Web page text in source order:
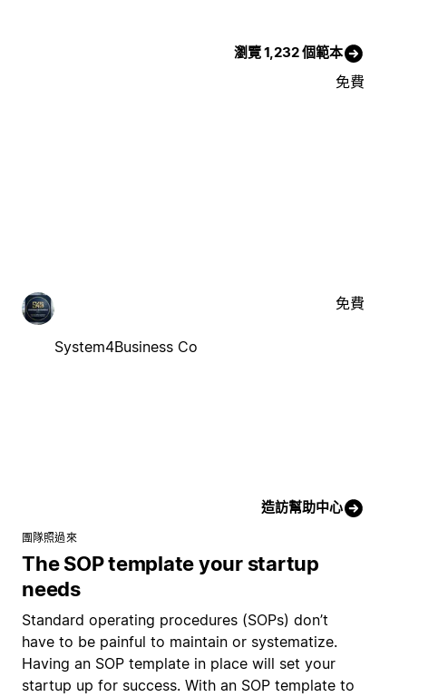
瀏覽 1,232 個範本
免費
System4Business Co
免費
造訪幫助中心
團隊照過來
The SOP template your startup
needs
Standard operating procedures (SOPs) don’t
have to be painful to maintain or systematize.
Having an SOP template in place will set your
startup up for success. With an SOP template to